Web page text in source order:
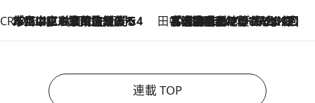
CREA'S CHOICE
2026.8.7
「立川にも歌舞伎があるんだよ」 片岡仁左衛門・市川中車ら豪華座組みで4年目の立川立飛歌舞伎へ 田中稲の勝手に再ブーム
2026.8.7
「湘南乃風に憧れて」観客大盛上がりの“タオル回し”に、ラッパー顔負けの高速歌唱まで…さだまさし（74）のアグレッシブすぎる現在地
連載 TOP